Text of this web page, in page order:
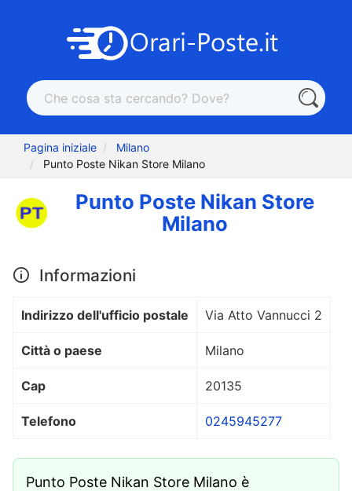
Pagina iniziale
Milano
Punto Poste Nikan Store Milano
Punto Poste Nikan Store
Milano
Informazioni
Indirizzo dell'ufficio postale Via Atto Vannucci 2
Città o paese Milano
Cap 20135
Telefono 0245945277
Punto Poste Nikan Store Milano è